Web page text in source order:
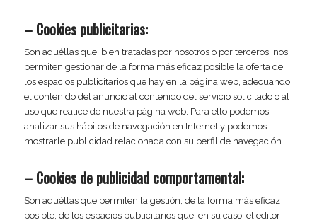
– Cookies publicitarias:
Son aquéllas que, bien tratadas por nosotros o por terceros, nos
permiten gestionar de la forma más eficaz posible la oferta de
los espacios publicitarios que hay en la página web, adecuando
el contenido del anuncio al contenido del servicio solicitado o al
uso que realice de nuestra página web. Para ello podemos
analizar sus hábitos de navegación en Internet y podemos
mostrarle publicidad relacionada con su perfil de navegación.
– Cookies de publicidad comportamental:
Son aquéllas que permiten la gestión, de la forma más eficaz
posible, de los espacios publicitarios que, en su caso, el editor